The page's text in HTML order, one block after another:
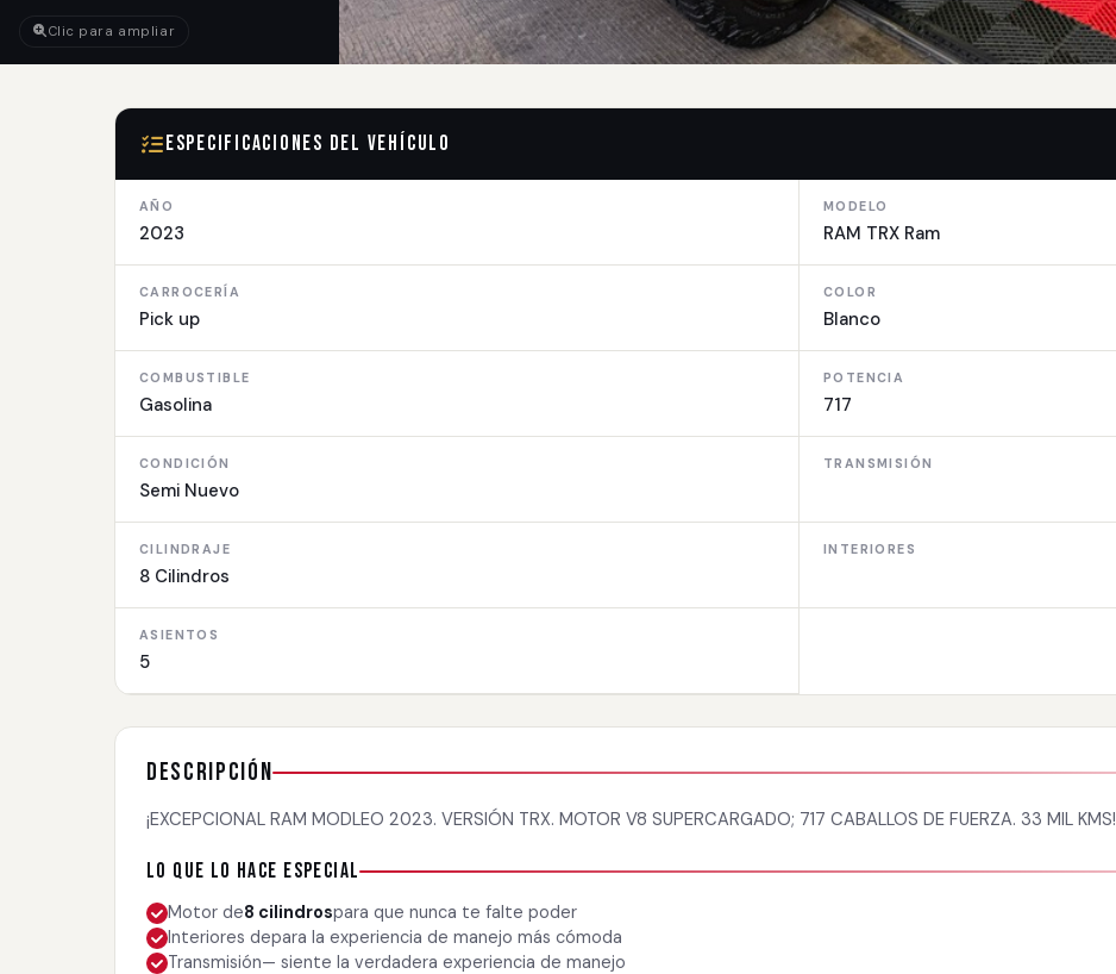
Clic para ampliar
Especificaciones del Vehículo
AÑO
2023
MODELO
RAM TRX Ram
CARROCERÍA
Pick up
COLOR
Blanco
COMBUSTIBLE
Gasolina
POTENCIA
717
CONDICIÓN
Semi Nuevo
TRANSMISIÓN
CILINDRAJE
8 Cilindros
INTERIORES
ASIENTOS
5
Descripción
¡EXCEPCIONAL RAM MODLEO 2023. VERSIÓN TRX. MOTOR V8 SUPERCARGADO; 717 CABALLOS DE FUERZA. 33 MIL KMS!
Lo que lo hace especial
Motor de8 cilindrospara que nunca te falte poder
Interiores depara la experiencia de manejo más cómoda
Transmisión— siente la verdadera experiencia de manejo